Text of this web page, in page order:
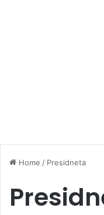
Home / Presidneta